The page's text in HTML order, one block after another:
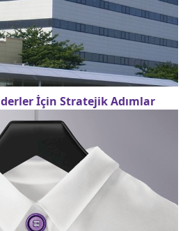
İçin Stratejik Adımlar